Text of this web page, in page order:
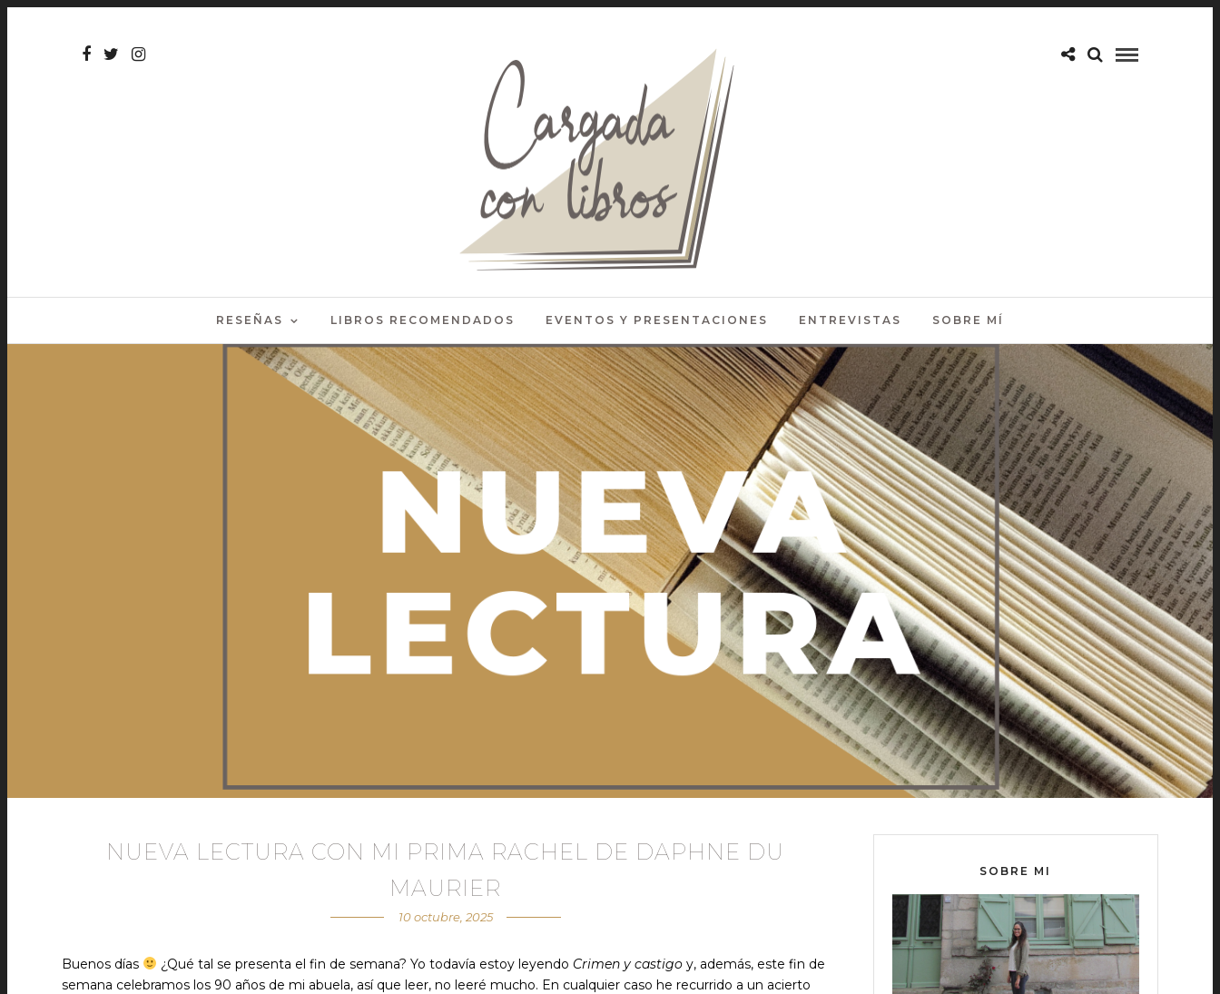
RESEÑAS LIBROS RECOMENDADOS EVENTOS Y PRESENTACIONES ENTREVISTAS SOBRE MÍ
NUEVA LECTURA CON MI PRIMA RACHEL DE DAPHNE DU
MAURIER
10 octubre, 2025
Buenos días ¿Qué tal se presenta el fin de semana? Yo todavía estoy leyendo Crimen y castigoy, además, este fin de
semana celebramos los 90 años de mi abuela, así que leer, no leeré mucho. En cualquier caso he recurrido a un acierto
SOBRE MI